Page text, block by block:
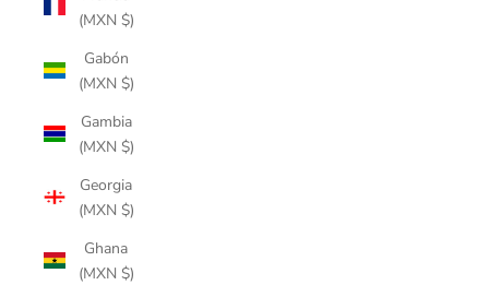
(MXN $)
Gabón
(MXN $)
Gambia
(MXN $)
Georgia
(MXN $)
Ghana
(MXN $)